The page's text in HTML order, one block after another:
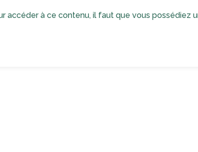
accéder à ce contenu, il faut que vous possédiez